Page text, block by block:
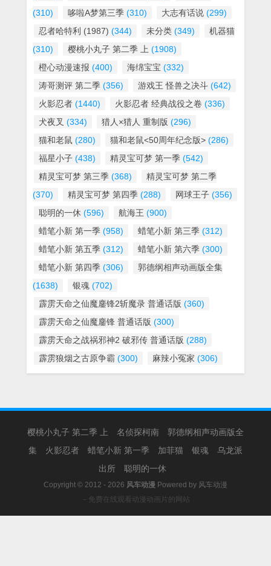
(310)
哆啦A梦第三季 (310) 大志有话说 (299)
忍者哈特利 (1987) (344) 未分类 (349)
机器猫
(310)
樱桃小丸子 第二季 上 (1908)
橙心动漫速报 (400) 海绵宝宝 (332)
涛哥测评 第二季 (356) 游戏王 怪兽之决斗 (642)
火影忍者 (1440) 火影忍者 经典战役之卷 (336)
犬夜叉 (334) 猎人×猎人 重制版 (296)
猫和老鼠 (280) 猫和老鼠<50周年纪念版> (286)
福星小子 (438) 精灵宝可梦 第一季 (542)
精灵宝可梦 第三季 (368)
精灵宝可梦 第二季
(370)
精灵宝可梦 第四季 (288) 网球王子 (356)
聪明的一休 (596) 航海王 (900)
蜡笔小新 第一季 (958) 蜡笔小新 第三季 (312)
蜡笔小新 第五季 (312) 蜡笔小新 第六季 (300)
蜡笔小新 第四季 (306)
郭德纲相声动画版全集
(1638)
银魂 (702)
霹雳天命之仙魔鏖锋2斩魔录 普通话版 (360)
霹雳天命之仙魔鏖锋 普通话版 (300)
霹雳天命之战祸邪神2 破邪传 普通话版 (288)
霹雳狼烟之古原争霸 (300) 麻辣小冤家 (306)
樱桃小丸子 第二季 上 名侦探柯南
郭德纲相声动画版全
集
火影忍者 蜡笔小新 第一季 加菲猫 银魂
乌龙派
出所
聪明的一休
Copyright © 2012 - 2026 风车动漫 Powered by 风车动漫
－免费在线观看动漫动画片的网站